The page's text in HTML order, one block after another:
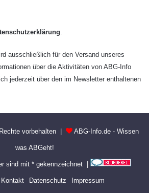
.
ausschließlich für den Versand unseres
über die Aktivitäten von ABG-Info
jederzeit über den im Newsletter enthaltenen
vorbehalten | ABG-Info.de - Wissen
was ABGeht!
sind mit * gekennzeichnet |
Kontakt Datenschutz Impressum